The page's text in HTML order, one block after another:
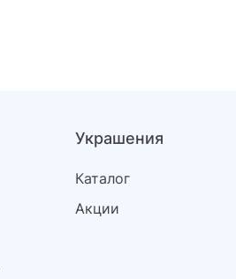
Украшения
Каталог
Акции